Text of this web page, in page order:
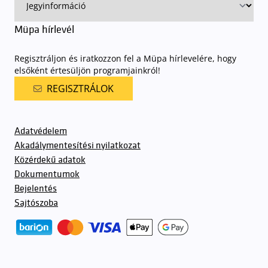
Müpa hírlevél
Regisztráljon és iratkozzon fel a Müpa hírlevelére, hogy
elsőként értesüljön programjainkról!
REGISZTRÁLOK
Adatvédelem
Akadálymentesítési nyilatkozat
Közérdekű adatok
Dokumentumok
Bejelentés
Sajtószoba